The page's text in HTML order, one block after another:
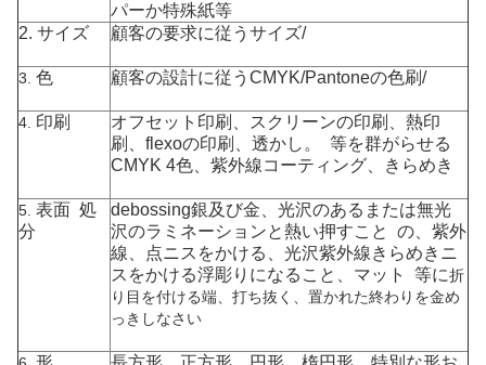
パーか特殊紙等
2. サイズ 顧客の要求に従うサイズ/
3. 色 顧客の設計に従うCMYK/Pantoneの色刷/
4. 印刷
オフセット印刷、スクリーンの印刷、熱印
刷、flexoの印刷、透かし。 等を群がらせる
CMYK 4色、紫外線コーティング、きらめき
5. 表面 処
分
debossing銀及び金、光沢のあるまたは無光
沢のラミネーションと熱い押すこと の、紫外
線、点ニスをかける、光沢紫外線きらめきニ
スをかける浮彫りになること、マット 等に折
り目を付ける端、打ち抜く、置かれた終わりを金め
っきしなさい